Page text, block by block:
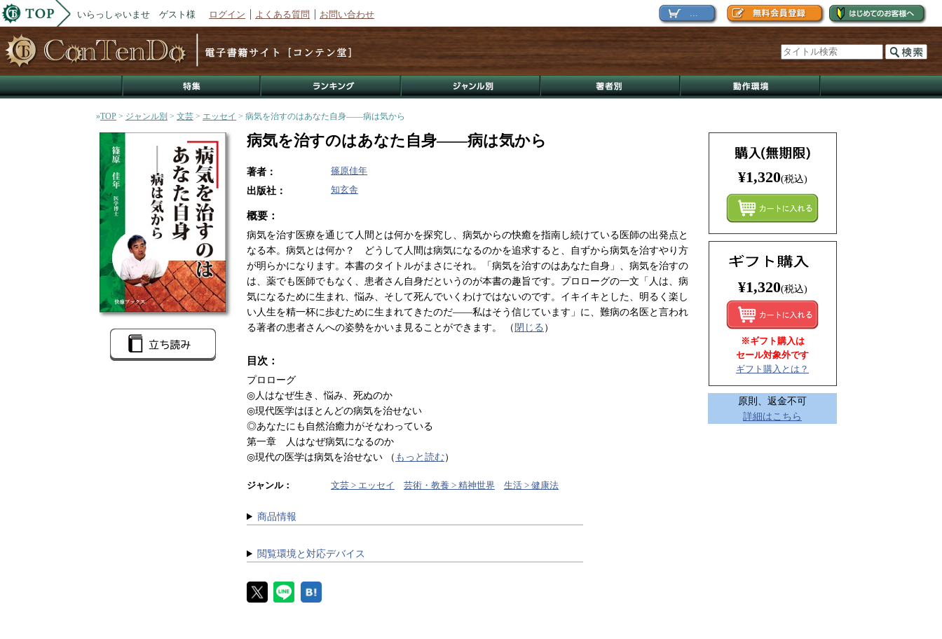
いらっしゃいませ ゲスト様 ログイン よくある質問 お問い合わせ
»TOP > ジャンル別 > 文芸 > エッセイ > 病気を治すのはあなた自身――病は気から
病気を治すのはあなた自身――病は気から
著者： 篠原佳年
出版社： 知玄舎
概要：
病気を治す医療を通じて人間とは何かを探究し、病気からの快癒を指南し続けている医師の出発点と
なる本。病気とは何か？ どうして人間は病気になるのかを追求すると、自ずから病気を治すやり方
が明らかになります。本書のタイトルがまさにそれ。「病気を治すのはあなた自身」、病気を治すの
は、薬でも医師でもなく、患者さん自身だというのが本書の趣旨です。プロローグの一文「人は、病
気になるために生まれ、悩み、そして死んでいくわけではないのです。イキイキとした、明るく楽し
い人生を精一杯に歩むために生まれてきたのだ――私はそう信じています」に、難病の名医と言われ
る著者の患者さんへの姿勢をかいま見ることができます。
（ 閉じる ）
目次：
プロローグ
◎人はなぜ生き、悩み、死ぬのか
◎現代医学はほとんどの病気を治せない
◎あなたにも自然治癒力がそなわっている
第一章 人はなぜ病気になるのか
◎現代の医学は病気を治せない （ もっと読む）
ジャンル： 文芸 > エッセイ 芸術・教養 > 精神世界 生活 > 健康法
商品情報
閲覧環境と対応デバイス
¥1,320(税込)
¥1,320(税込)
※ギフト購入は
セール対象外です
ギフト購入とは？
原則、返金不可
詳細はこちら